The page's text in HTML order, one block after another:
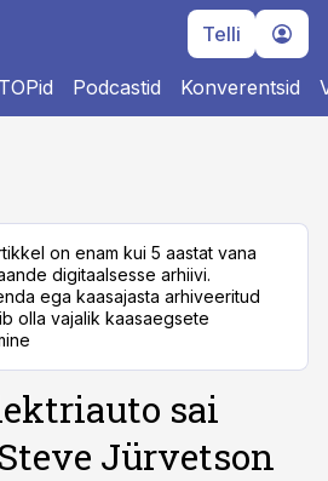
Telli
TOPid Podcastid Konverentsid
on enam kui 5 aastat vana
digitaalsesse arhiivi.
ega kaasajasta arhiveeritud
olla vajalik kaasaegsete
sai
Jürvetson